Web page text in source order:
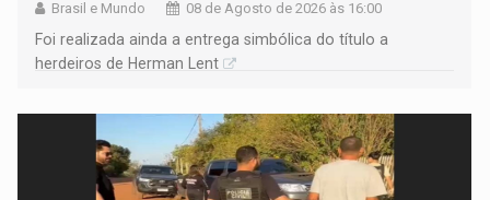
Brasil e Mundo 08 de Agosto de 2026 às 16:00
Foi realizada ainda a entrega simbólica do título a
herdeiros de Herman Lent